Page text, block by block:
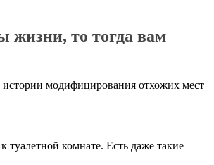
жизни, то тогда вам
модифицирования отхожих мест
туалетной комнате. Есть даже такие